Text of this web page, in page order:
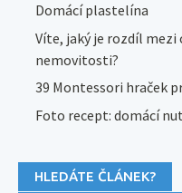
Domácí plastelína
Víte, jaký je rozdíl mezi
nemovitosti?
39 Montessori hraček
Foto recept: domácí
HLEDÁTE ČLÁNEK?